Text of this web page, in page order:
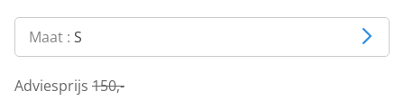
Maat : S
Adviesprijs 150,-